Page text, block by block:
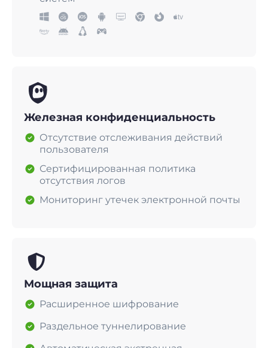
Железная конфиденциальность
Отсутствие отслеживания действий
пользователя
Сертифицированная политика
отсутствия логов
Мониторинг утечек электронной почты
Мощная защита
Расширенное шифрование
Раздельное туннелирование